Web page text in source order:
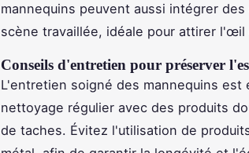
mannequins peuvent aussi intégrer des
scène travaillée, idéale pour attirer l'œil
Conseils d'entretien pour préserver
L'entretien soigné des mannequins est
nettoyage régulier avec des produits
de taches. Évitez l'utilisation de